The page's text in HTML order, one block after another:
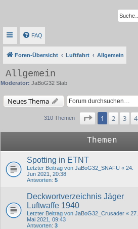
FAQ
Foren-Übersicht Luftfahrt Allgemein
Allgemein
Moderator: JaBoG32 Stab
Neues Thema
310 Themen Seite von
1 2 3 4
Themen
Spotting in ETNT
Letzter Beitrag von JaBoG32_SNAFU « 24.
Jun 2021, 20:38
Antworten: 5
Deckwortverzeichnis Jäger
Luftwaffe 1940
Letzter Beitrag von JaBoG32_Crusader « 27.
Mai 2021, 09:43
Antworten: 3